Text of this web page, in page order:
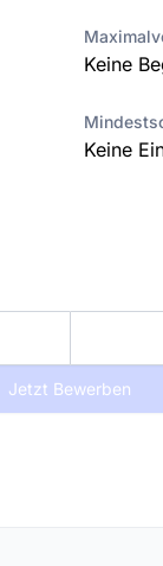
Keine
Keine
Jetzt Bewerben